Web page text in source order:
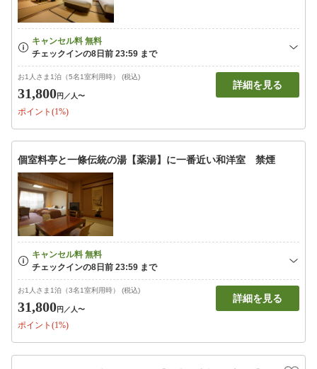
お1人さま1泊（5名1室利用時） (税込)
31,800円 ／人〜
ポイント(1%)
詳細を見る
個室料亭と一條伝統の湯【薬湯】に一番近い和洋室 禁煙
お1人さま1泊（3名1室利用時） (税込)
31,800円 ／人〜
ポイント(1%)
詳細を見る